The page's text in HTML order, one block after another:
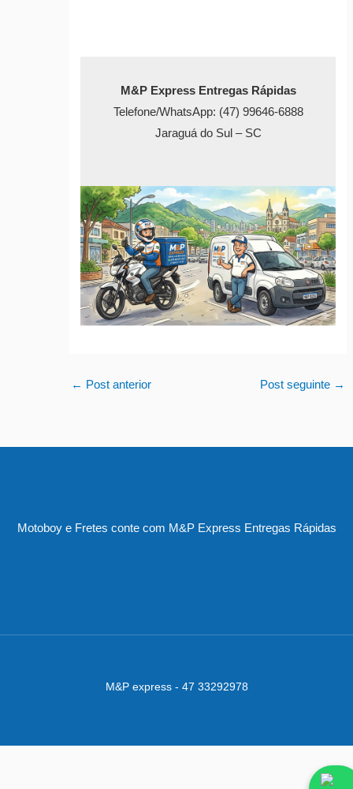
M&P Express Entregas Rápidas
Telefone/WhatsApp: (47) 99646-6888
Jaraguá do Sul – SC
← Post anterior Post seguinte →
Motoboy e Fretes conte com M&P Express Entregas Rápidas
M&P express - 47 33292978